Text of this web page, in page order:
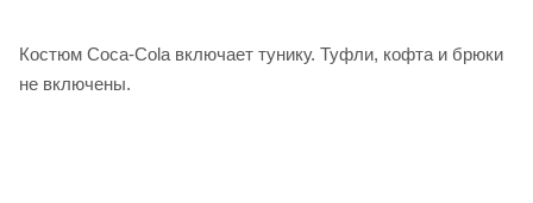
Костюм Coca-Cola включает тунику. Туфли, кофта и брюки
не включены.